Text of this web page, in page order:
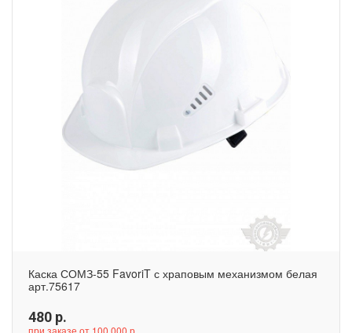
Каска СОМЗ-55 FavoriT с храповым механизмом белая
арт.75617
480 р.
при заказе от 100 000 р.